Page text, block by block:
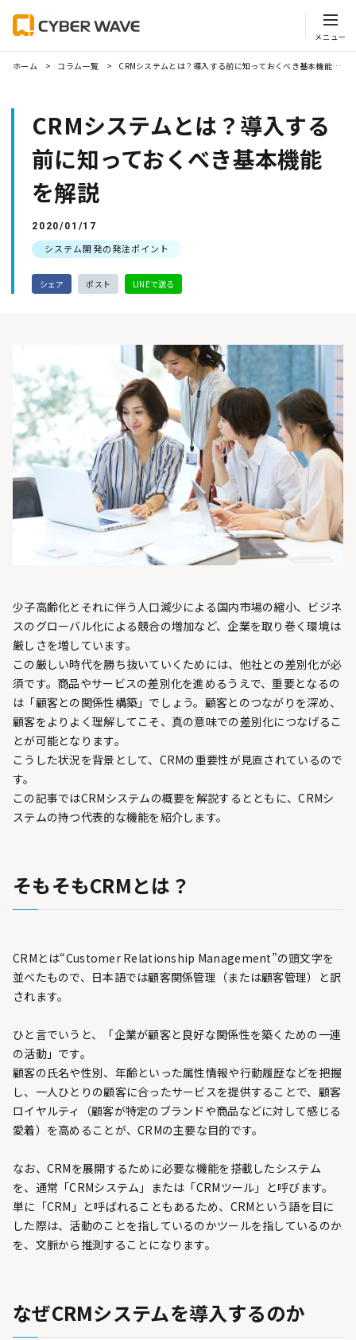
ホーム コラム一覧 CRMシステムとは？導入する前に知っておくべき基本機能を解説
CRMシステムとは？導入する
前に知っておくべき基本機能
を解説
2020/01/17
システム開発の発注ポイント
シェア ポスト LINEで送る
少子高齢化とそれに伴う人口減少による国内市場の縮小、ビジネ
スのグローバル化による競合の増加など、企業を取り巻く環境は
厳しさを増しています。
この厳しい時代を勝ち抜いていくためには、他社との差別化が必
須です。商品やサービスの差別化を進めるうえで、重要となるの
は「顧客との関係性構築」でしょう。顧客とのつながりを深め、
顧客をよりよく理解してこそ、真の意味での差別化につなげるこ
とが可能となります。
こうした状況を背景として、CRMの重要性が見直されているので
す。
この記事ではCRMシステムの概要を解説するとともに、CRMシ
ステムの持つ代表的な機能を紹介します。
そもそもCRMとは？
CRMとは“Customer Relationship Management”の頭文字を
並べたもので、日本語では顧客関係管理（または顧客管理）と訳
されます。
ひと言でいうと、「企業が顧客と良好な関係性を築くための一連
の活動」です。
顧客の氏名や性別、年齢といった属性情報や行動履歴などを把握
し、一人ひとりの顧客に合ったサービスを提供することで、顧客
ロイヤルティ（顧客が特定のブランドや商品などに対して感じる
愛着）を高めることが、CRMの主要な目的です。
なお、CRMを展開するために必要な機能を搭載したシステム
を、通常「CRMシステム」または「CRMツール」と呼びます。
単に「CRM」と呼ばれることもあるため、CRMという語を目に
した際は、活動のことを指しているのかツールを指しているのか
を、文脈から推測することになります。
なぜCRMシステムを導入するのか